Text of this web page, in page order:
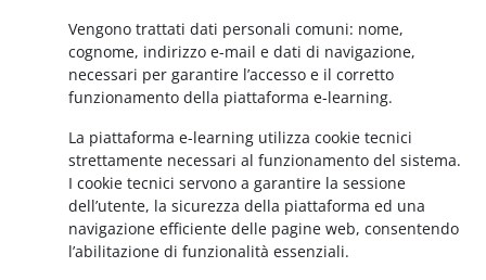
Vengono trattati dati personali comuni: nome,
cognome, indirizzo e-mail e dati di navigazione,
necessari per garantire l’accesso e il corretto
funzionamento della piattaforma e-learning.
La piattaforma e-learning utilizza cookie tecnici
strettamente necessari al funzionamento del sistema.
I cookie tecnici servono a garantire la sessione
dell’utente, la sicurezza della piattaforma ed una
navigazione efficiente delle pagine web, consentendo
l’abilitazione di funzionalità essenziali.